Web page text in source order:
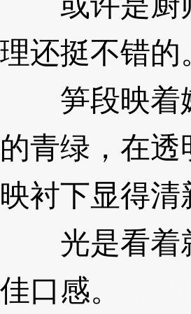
理还挺不错的
笋段映着嫩
的青绿，在
映衬下显得
光是看着就
佳口感。